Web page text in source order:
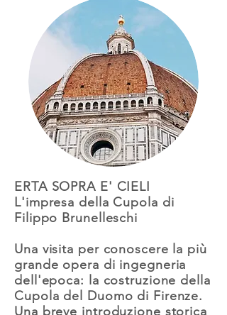
ERTA SOPRA E' CIELI
L'impresa della Cupola di
Filippo Brunelleschi
Una visita per conoscere la più
grande opera di ingegneria
dell'epoca: la costruzione della
Cupola del Duomo di Firenze.
Una breve introduzione storica